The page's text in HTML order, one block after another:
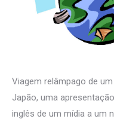
Viagem relâmpago de
Japão, uma
inglês de um mídia a um